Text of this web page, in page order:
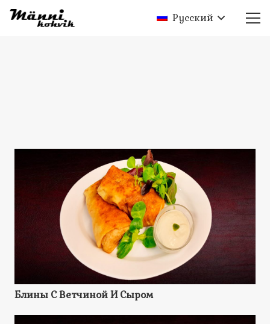
Русский
Блины С Ветчиной И Сыром